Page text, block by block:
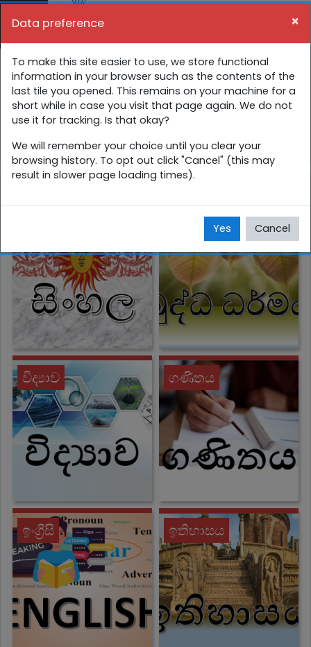
Side panel
Skip to main content
9 ශ්‍රේණිය අන්තර්ක්‍රියාකාරී පාඩම්
Home සිංහල 9 ශ්‍රේණිය
9 ශ්‍රේණිය අන්තර්ක්‍රියාකාරී පාඩම්
බුද්ධාගම
විද්‍යාව ගණිතය
ඉංග්‍රීසි ඉතිහාසය
Data preference ×
To make this site easier to use, we store functional
information in your browser such as the contents of the
last tile you opened. This remains on your machine for a
short while in case you visit that page again. We do not
use it for tracking. Is that okay?
We will remember your choice until you clear your
browsing history. To opt out click "Cancel" (this may
result in slower page loading times).
Yes Cancel